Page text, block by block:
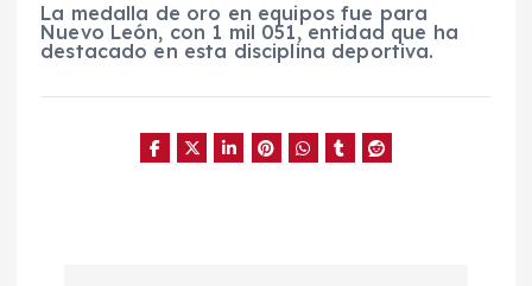
La medalla de oro en equipos fue para
Nuevo León, con 1 mil 051, entidad que ha
destacado en esta disciplina deportiva.